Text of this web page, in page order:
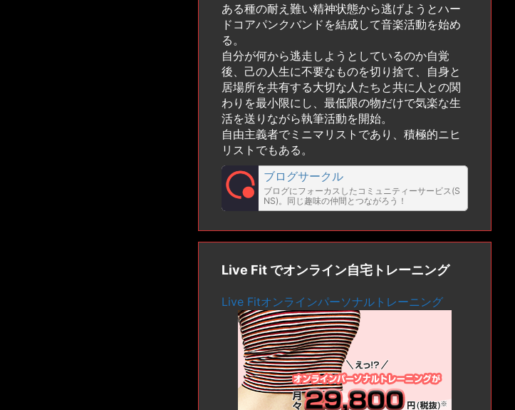
ある種の耐え難い精神状態から逃げようとハー
ドコアパンクバンドを結成して音楽活動を始め
る。
自分が何から逃走しようとしているのか自覚
後、己の人生に不要なものを切り捨て、自身と
居場所を共有する大切な人たちと共に人との関
わりを最小限にし、最低限の物だけで気楽な生
活を送りながら執筆活動を開始。
自由主義者でミニマリストであり、積極的ニヒ
リストでもある。
ブログサークル
ブログにフォーカスしたコミュニティーサービス(S
NS)。同じ趣味の仲間とつながろう！
Live Fit でオンライン自宅トレーニング
Live Fitオンラインパーソナルトレーニング